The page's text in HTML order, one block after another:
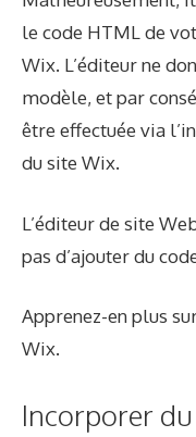
le code HTML de
Wix. L’éditeur ne
modèle, et par
être effectuée via
du site Wix.
L’éditeur de site
pas d’ajouter du
Apprenez-en plus
Wix.
Incorporer